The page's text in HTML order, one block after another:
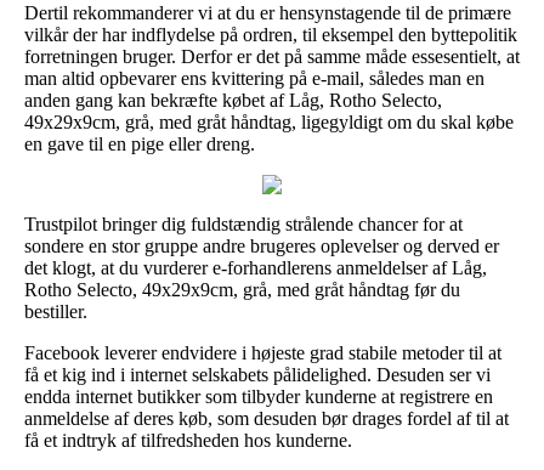
Dertil rekommanderer vi at du er hensynstagende til de primære
vilkår der har indflydelse på ordren, til eksempel den byttepolitik
forretningen bruger. Derfor er det på samme måde essesentielt, at
man altid opbevarer ens kvittering på e-mail, således man en
anden gang kan bekræfte købet af Låg, Rotho Selecto,
49x29x9cm, grå, med gråt håndtag, ligegyldigt om du skal købe
en gave til en pige eller dreng.
Trustpilot bringer dig fuldstændig strålende chancer for at
sondere en stor gruppe andre brugeres oplevelser og derved er
det klogt, at du vurderer e-forhandlerens anmeldelser af Låg,
Rotho Selecto, 49x29x9cm, grå, med gråt håndtag før du
bestiller.
Facebook leverer endvidere i højeste grad stabile metoder til at
få et kig ind i internet selskabets pålidelighed. Desuden ser vi
endda internet butikker som tilbyder kunderne at registrere en
anmeldelse af deres køb, som desuden bør drages fordel af til at
få et indtryk af tilfredsheden hos kunderne.